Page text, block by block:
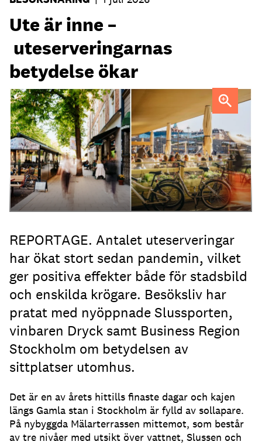
Ute är inne –
uteserveringarnas
betydelse ökar
Uteservering på Dryck vinbar samt Slussporten.FOTO:
Samuel Unéus
REPORTAGE. Antalet uteserveringar
har ökat stort sedan pandemin, vilket
ger positiva effekter både för stadsbild
och enskilda krögare. Besöksliv har
pratat med nyöppnade Slussporten,
vinbaren Dryck samt Business Region
Stockholm om betydelsen av
sittplatser utomhus.
Det är en av årets hittills finaste dagar och kajen
längs Gamla stan i Stockholm är fylld av sollapare.
På nybyggda Mälarterrassen mittemot, som består
av tre nivåer med utsikt över vattnet, Slussen och